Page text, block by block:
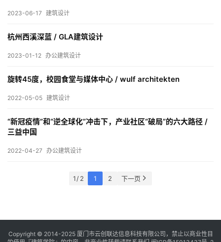
教
极
工
流
2023-06-17 建筑设计
杭州西溪深蓝 / GLA建筑设计
2023-01-12 办公建筑设计
旋转45度，校园食堂与媒体中心 / wulf architekten
2022-05-05 建筑设计
“新冠疫情”和“逆全球化”冲击下，产业社区“破局”的六大路径 /
三益中国
2022-04-27 办公建筑设计
1 / 2 1 2 下一页
Copyright © 2014-2025 厦门市云创联达信息科技有限公司，禁止以商业性目